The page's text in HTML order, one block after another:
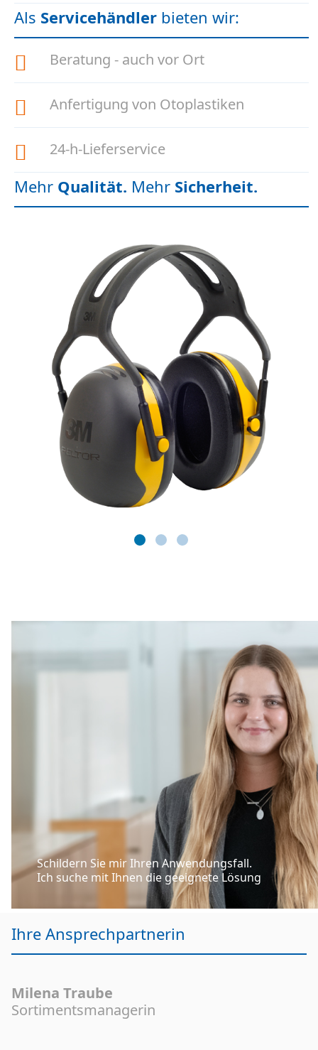
Als Servicehändler bieten wir:
Beratung - auch vor Ort
Anfertigung von Otoplastiken
24-h-Lieferservice
Mehr Qualität. Mehr Sicherheit.
Schildern Sie mir Ihren Anwendungsfall.
Ich suche mit Ihnen die geeignete Lösung
Ihre Ansprechpartnerin
Milena Traube
Sortimentsmanagerin